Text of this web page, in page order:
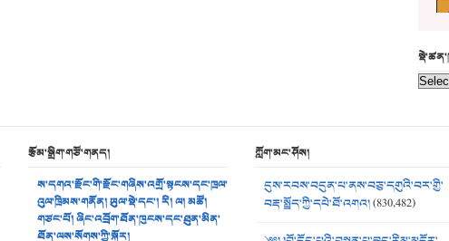
རྩོམ་སྒྲིག་གཙོ་གནད།
ས་དགའ་རྫོང་གི་རྫོང་གཞིས་འགྲོ་སྟངས་དང་ཁྲལ་
འུལ་ཁྲིམས་གནོན། ཡུལ་སྡེ་དང་། རི། ལ། མཚོ།
གཙང་པོ། ཞིང་འབྲོག་ཐོན་ཁུངས་དང་ཐུན་མིན་
ཐོན་ལས་སོགས་ཀྱི་སྐོར།
ཀློག་མང་ཤོས།
དུས་རབས་བདུན་པ་ནས་བཅུ་དགུའི་བར་གྱི་
བརྡ་སྤྲོད་ཀྱི་དཔེ་ཐོ་འགའ།(830,482)